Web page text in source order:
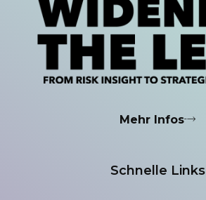
Mehr Infos
Schnelle Links